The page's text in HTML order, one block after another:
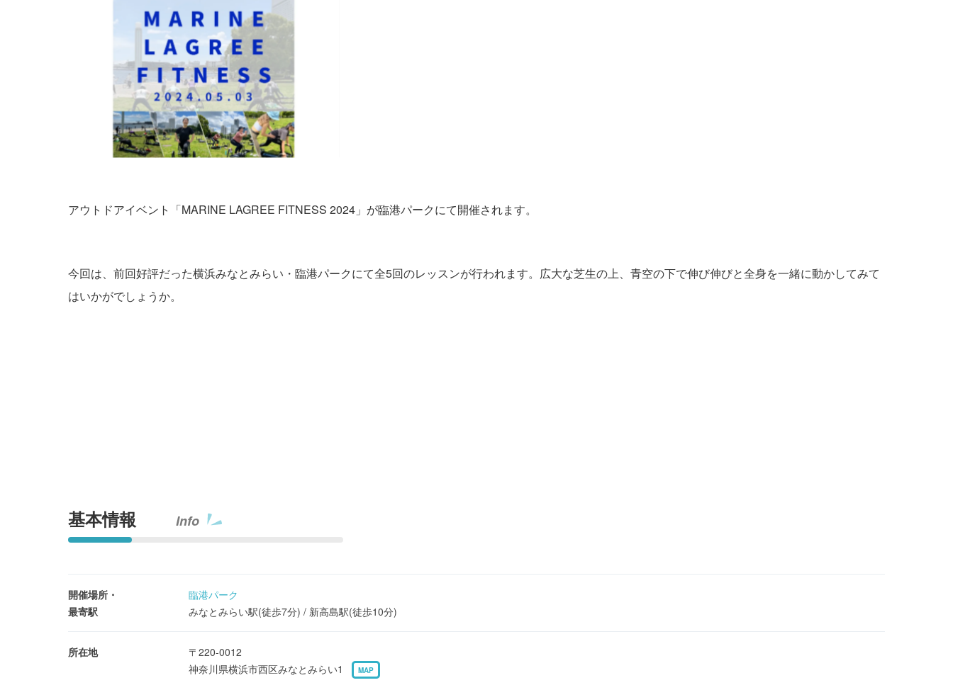
アウトドアイベント「MARINE LAGREE FITNESS 2024」が臨港パークにて開催されます。
今回は、前回好評だった横浜みなとみらい・臨港パークにて全5回のレッスンが行われます。広大な芝生の上、青空の下で伸び伸びと全身を一緒に動かしてみて
はいかがでしょうか。
基本情報 Info
開催場所・
最寄駅
臨港パーク
みなとみらい駅(徒歩7分) / 新高島駅(徒歩10分)
所在地
〒220-0012
神奈川県横浜市西区みなとみらい1
MAP